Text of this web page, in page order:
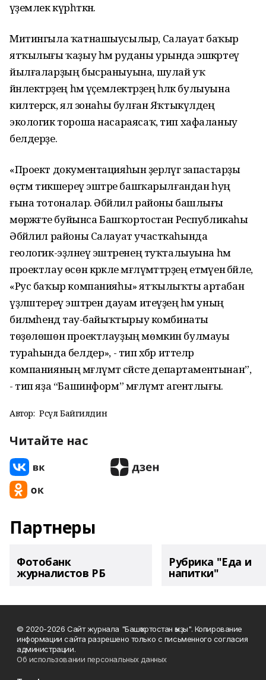
әүҙемлек күрһәткән.
Митингыла ҡатнашыусылыр, Салауат баҡыр
ятҡылығы ҡаҙыу һәм руданы урында эшкәртеү
йылғаларҙың бысраныуына, шулай уҡ
йәнлектәрҙең һәм үҫемлектәрҙең һәләк булыуына
килтерәсәк, ял зонаһы булған Яҡтыкүлдең
экологик тороша насараясаҡ, тип хафаланыу
белдерҙе.
«Проект документацияһын әҙерләүгә запастарҙы
өҫтәмә тикшереү эштәре башҡарылғандан һуң
ғына тотоналар. Әбйәлил районы башлығы
мөрәжәғәте буйынса Башҡортостан Республикаһы
Әбйәлил районы Салауат участкаһында
геологик-эҙләнеү эштәренең туҡталыуына һәм
проектлау өсөн кәрәкле мәғлүмәттәрҙең етмәүенә бәйле,
«Рус баҡыр компанияһы» ятҡылыҡты артабан
үҙләштереү эштәрен дауам итеүҙең һәм уның
биләмәһендә тау-байыҡтырыу комбинаты
төҙөлөшөн проектлауҙың мөмкин булмауы
тураһында белдерә», - тип хәбәр иттеләр
компанияның мәғлүмәт сәйәсәте департаментынан”,
- тип яҙа “Башинформ” мәғлүмәт агентлығы.
Автор: Рәсүл Байгилдин
Читайте нас
Партнеры
Фотобанк
журналистов РБ
Рубрика "Еда и
напитки"
© 2020-2026 Сайт журнала "Башҡортостан ҡыҙы". Копирование
информации сайта разрешено только с письменного согласия
администрации.
Об использовании персональных данных